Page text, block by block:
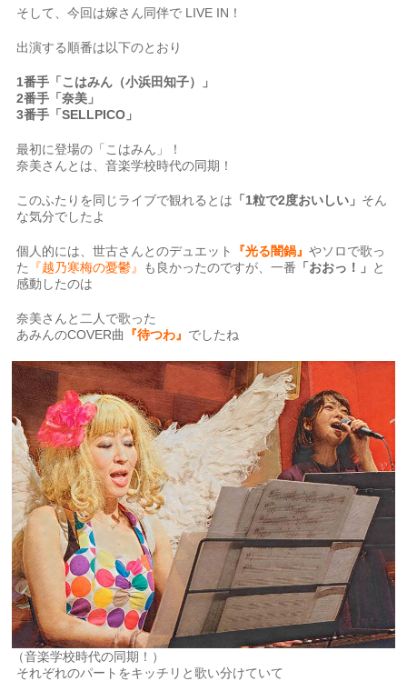
そして、今回は嫁さん同伴で LIVE IN！
出演する順番は以下のとおり
1番手「こはみん（小浜田知子）」
2番手「奈美」
3番手「SELLPICO」
最初に登場の「こはみん」！
奈美さんとは、音楽学校時代の同期！
このふたりを同じライブで観れるとは 「1粒で2度おいしい」 そん
な気分でしたよ
個人的には、世古さんとのデュエット 『光る闇鍋』やソロで歌っ
た
『越乃寒梅の憂鬱』 も良かったのですが、一番 「おおっ！」 と
感動したのは
奈美さんと二人で歌った
あみんのCOVER曲
『待つわ』 でしたね
（音楽学校時代の同期！）
それぞれのパートをキッチリと歌い分けていて